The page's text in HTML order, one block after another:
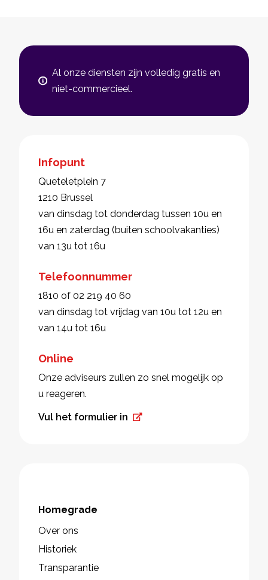
Al onze diensten zijn volledig gratis en
niet-commercieel.
Infopunt
Queteletplein 7
1210 Brussel
van dinsdag tot donderdag tussen 10u en
16u en zaterdag (buiten schoolvakanties)
van 13u tot 16u
Telefoonnummer
1810 of 02 219 40 60
van dinsdag tot vrijdag van 10u tot 12u en
van 14u tot 16u
Online
Onze adviseurs zullen zo snel mogelijk op
u reageren.
Vul het formulier in
Homegrade
Over ons
Historiek
Transparantie